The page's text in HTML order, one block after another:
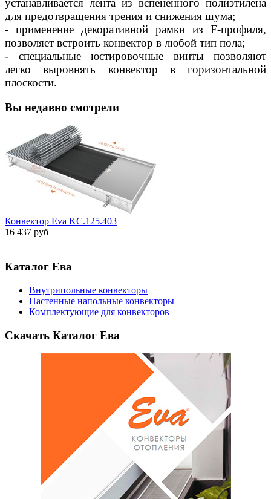
устанавливается лента из вспененного полиэтилена
для предотвращения трения и снижения шума;
- применение декоративной рамки из F-профиля,
позволяет встроить конвектор в любой тип пола;
- специальные юстировочные винты позволяют
легко выровнять конвектор в горизонтальной
плоскости.
Вы недавно смотрели
Конвектор Eva KC.125.403
16 437 руб
Каталог Ева
Внутрипольные конвекторы
Настенные напольные конвекторы
Комплектующие для конвекторов
Скачать Каталог Ева